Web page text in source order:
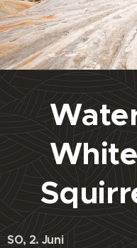
SO, 2. Juni